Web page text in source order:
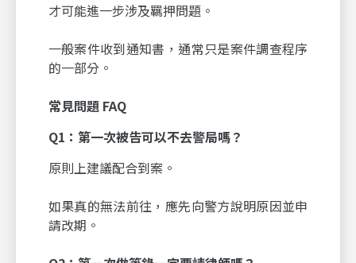
才可能進一步涉及羈押問題。
一般案件收到通知書，通常只是案件調查程序
的一部分。
常見問題 FAQ
Q1 ：第一次被告可以不去警局嗎？
原則上建議配合到案。
如果真的無法前往，應先向警方說明原因並申
請改期。